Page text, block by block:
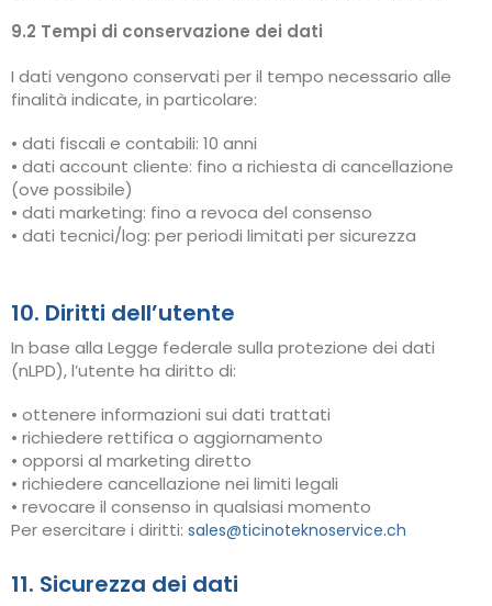
9.2 Tempi di conservazione dei dati
I dati vengono conservati per il tempo necessario alle
finalità indicate, in particolare:
• dati fiscali e contabili: 10 anni
• dati account cliente: fino a richiesta di cancellazione
(ove possibile)
• dati marketing: fino a revoca del consenso
• dati tecnici/log: per periodi limitati per sicurezza
10. Diritti dell’utente
In base alla Legge federale sulla protezione dei dati
(nLPD), l’utente ha diritto di:
• ottenere informazioni sui dati trattati
• richiedere rettifica o aggiornamento
• opporsi al marketing diretto
• richiedere cancellazione nei limiti legali
• revocare il consenso in qualsiasi momento
Per esercitare i diritti: sales@ticinoteknoservice.ch
11. Sicurezza dei dati